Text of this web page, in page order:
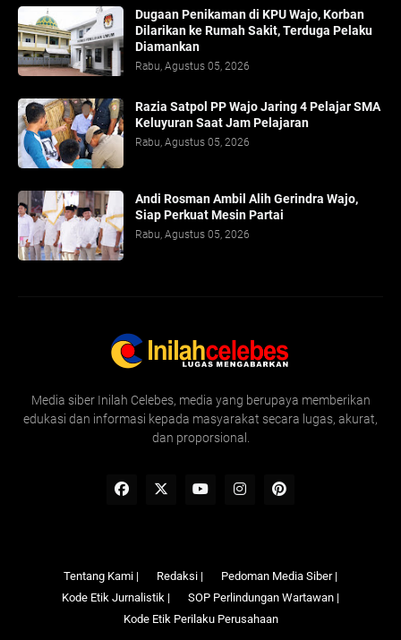
Dugaan Penikaman di KPU Wajo, Korban
Dilarikan ke Rumah Sakit, Terduga Pelaku
Diamankan
Rabu, Agustus 05, 2026
Razia Satpol PP Wajo Jaring 4 Pelajar SMA
Keluyuran Saat Jam Pelajaran
Rabu, Agustus 05, 2026
Andi Rosman Ambil Alih Gerindra Wajo,
Siap Perkuat Mesin Partai
Rabu, Agustus 05, 2026
Media siber Inilah Celebes, media yang berupaya memberikan
edukasi dan informasi kepada masyarakat secara lugas, akurat,
dan proporsional.
Tentang Kami | Redaksi |
Pedoman Media Siber |
Kode Etik Jurnalistik |
SOP Perlindungan Wartawan |
Kode Etik Perilaku Perusahaan